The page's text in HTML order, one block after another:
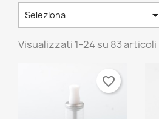
Seleziona 
Visualizzati 1-24 su 83 articoli
favorite_border